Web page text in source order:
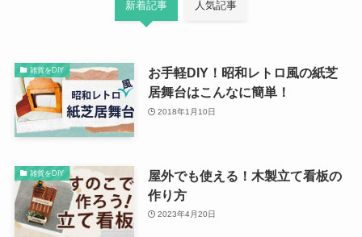
新着記事 人気記事
雑貨をDIY
お手軽DIY！昭和レトロ風の紙芝
居舞台はこんなに簡単！
2018年1月10日
雑貨をDIY
屋外でも使える！木製立て看板の
作り方
2023年4月20日